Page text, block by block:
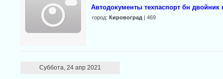
Автодокументы техпаспорт бн
город: Кировоград | 469
Суббота, 24 апр 2021